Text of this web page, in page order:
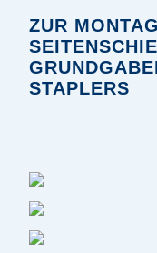
ZUR
STAPLERS